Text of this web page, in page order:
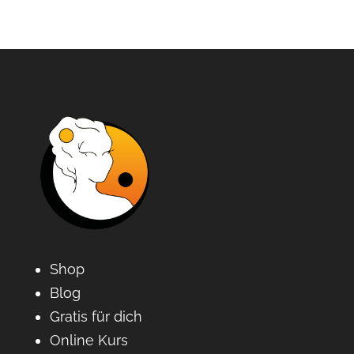
Shop
Blog
Gratis für dich
Online Kurs